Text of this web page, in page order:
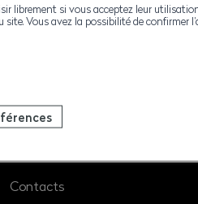
ausbildung-dumper-
Contacts
librement si vous acceptez leur
Vous avez la possibilité de confirmer